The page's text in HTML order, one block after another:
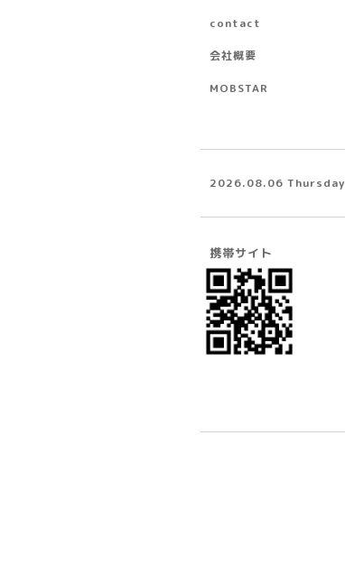
contact
会社概要
MOBSTAR
2026.08.06 Thursday
携帯サイト